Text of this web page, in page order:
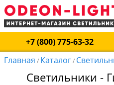
+7 (800) 775-63-32
Главная / Каталог/
Светильники -